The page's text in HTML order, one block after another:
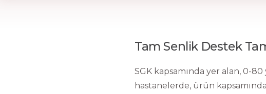
Tam Senlik Destek
SGK kapsamında yer alan, 0-80
hastanelerde, ürün